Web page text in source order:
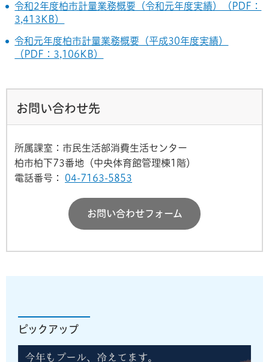
令和2年度柏市計量業務概要（令和元年度実績）（PDF：
3,413KB）
令和元年度柏市計量業務概要（平成30年度実績）
（PDF：3,106KB）
お問い合わせ先
所属課室：市民生活部消費生活センター
柏市柏下73番地（中央体育館管理棟1階）
電話番号：
04-7163-5853
お問い合わせフォーム
ピックアップ